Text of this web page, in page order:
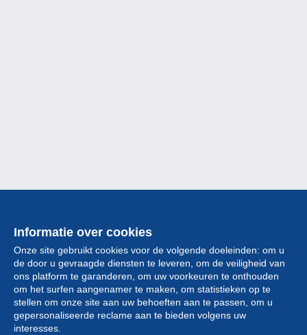
Informatie over cookies
Onze site gebruikt cookies voor de volgende doeleinden: om u
de door u gevraagde diensten te leveren, om de veiligheid van
ons platform te garanderen, om uw voorkeuren te onthouden
om het surfen aangenamer te maken, om statistieken op te
stellen om onze site aan uw behoeften aan te passen, om u
gepersonaliseerde reclame aan te bieden volgens uw
interesses.
Collectie